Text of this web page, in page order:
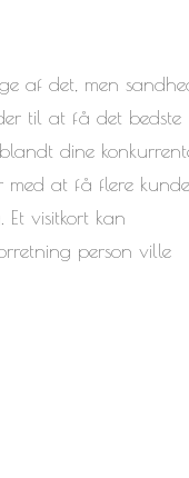
af det, men
til at få det bedste
dine
med at få flere
visitkort kan
person ville